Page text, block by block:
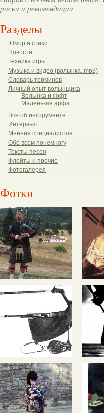
риски и рекомендации
Разделы
Юмор и стихи
Новости
Техника игры
Музыка и видео (волынка, mp3)
Словарь терминов
Личный опыт волынщика
Волынка и софт
Маленькая арфа
Все об инструменте
Интервью
Мнения специалистов
Обо всем понемногу
Тексты песен
Флейты и прочие
Фотогалерея
Фотки